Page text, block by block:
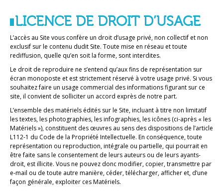
LICENCE DE DROIT D’USAGE
L’accès au Site vous confère un droit d’usage privé, non collectif et non
exclusif sur le contenu dudit Site. Toute mise en réseau et toute
rediffusion, quelle qu’en soit la forme, sont interdites.
Le droit de reproduire ne s’entend qu’aux fins de représentation sur
écran monoposte et est strictement réservé à votre usage privé. Si vous
souhaitez faire un usage commercial des informations figurant sur ce
site, il convient de solliciter un accord exprès de notre part.
L’ensemble des matériels édités sur le Site, incluant à titre non limitatif
les textes, les photographies, les infographies, les icônes (ci-après « les
Matériels »), constituent des œuvres au sens des dispositions de l’article
L112-1 du Code de la Propriété Intellectuelle. En conséquence, toute
représentation ou reproduction, intégrale ou partielle, qui pourrait en
être faite sans le consentement de leurs auteurs ou de leurs ayants-
droit, est illicite. Vous ne pouvez donc modifier, copier, transmettre par
e-mail ou de toute autre manière, céder, télécharger, afficher et, d’une
façon générale, exploiter ces Matériels.